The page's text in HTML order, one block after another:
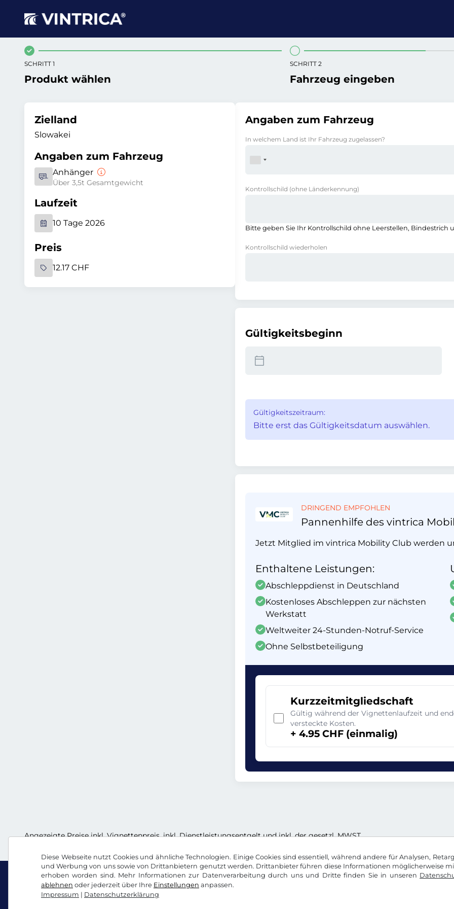
Diese Webseite nutzt Cookies und ähnliche Technologien. Einige Cookies sind essentiell, während andere für Analysen,
und Werbung von uns sowie von Drittanbietern genutzt werden. Drittanbieter führen diese Informationen möglicherweise
erhoben worden sind. Mehr Informationen zur Datenverarbeitung durch uns und Dritte finden Sie in unseren
ablehnen oder jederzeit über Ihre Einstellungen anpassen.
Impressum | Datenschutzerklärung
SCHRITT 1
Produkt wählen
SCHRITT 2
Fahrzeug eingeben
Zielland
Slowakei
Angaben zum Fahrzeug
Anhänger
Über 3,5t Gesamtgewicht
Laufzeit
10 Tage 2026
Preis
12.17 CHF
Angaben zum Fahrzeug
In welchem Land ist Ihr Fahrzeug zugelassen?
Kontrollschild (ohne Länderkennung)
Bitte geben Sie Ihr Kontrollschild ohne Leerstellen, Bindestrich
Kontrollschild wiederholen
Gültigkeitsbeginn
Gültigkeitszeitraum:
Bitte erst das Gültigkeitsdatum auswählen.
DRINGEND EMPFOHLEN
Pannenhilfe des vintrica
Jetzt Mitglied im vintrica Mobility Club werden
Enthaltene Leistungen:
Abschleppdienst in Deutschland
Kostenloses Abschleppen zur nächsten
Werkstatt
Weltweiter 24-Stunden-Notruf-Service
Ohne Selbstbeteiligung
Kurzzeitmitgliedschaft
Gültig während der Vignettenlaufzeit und
versteckte Kosten.
+ 4.95 CHF (einmalig)
Angezeigte Preise inkl. Vignettenpreis, inkl. Dienstleistungsentgelt und inkl. der gesetzl. MWST